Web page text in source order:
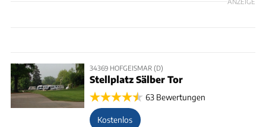
34369 HOFGEISMAR (D)
Stellplatz Sälber Tor
63 Bewertungen
Kostenlos